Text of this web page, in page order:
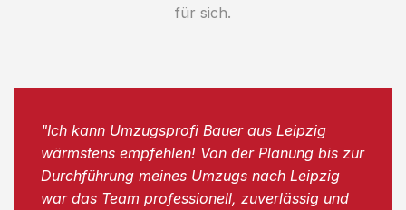
für sich.
"Ich kann Umzugsprofi Bauer aus Leipzig
wärmstens empfehlen! Von der Planung bis zur
Durchführung meines Umzugs nach Leipzig
war das Team professionell, zuverlässig und